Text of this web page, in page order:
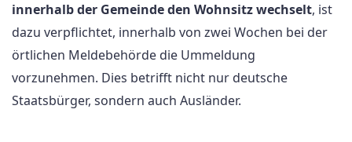
innerhalb der Gemeinde den Wohnsitz wechselt, ist
dazu verpflichtet, innerhalb von zwei Wochen bei der
örtlichen Meldebehörde die Ummeldung
vorzunehmen. Dies betrifft nicht nur deutsche
Staatsbürger, sondern auch Ausländer.